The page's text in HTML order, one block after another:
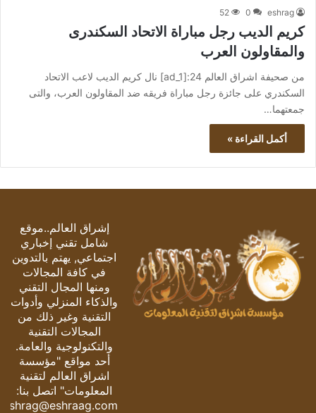
eshrag
0
52
كريم الديب رجل مباراة الاتحاد السكندرى
والمقاولون العرب
من صحيفة اشراق العالم 24:[ad_1] نال كريم الديب لاعب الاتحاد
السكندري على جائزة رجل مباراة فريقه ضد المقاولون العرب، والتى
جمعتهما…
أكمل القراءة »
إشراق العالم..موقع
شامل تقني إخباري
اجتماعي, يهتم بالتدوين
في كافة المجالات
ومنها المجال التقني
والذكاء المنزلي وأدوات
التقنية وغير ذلك من
المجالات التقنية
والتكنولوجية والعامة.
أحد مواقع "مؤسسة
اشراق العالم لتقنية
المعلومات" اتصل بنا:
eshrag@eshraag.com